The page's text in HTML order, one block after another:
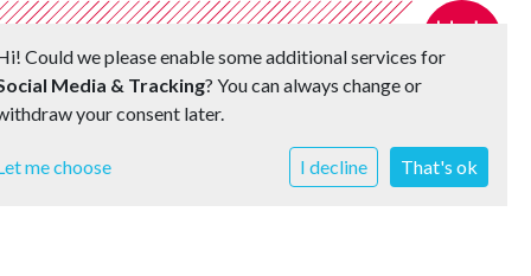
Could we please enable some additional services for
Media & Tracking? You can always change or
your consent later.
me choose I decline That's ok